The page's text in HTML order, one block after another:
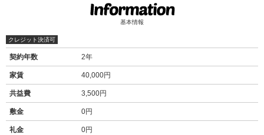
基本情報
クレジット決済可
契約年数 2年
家賃 40,000円
共益費 3,500円
敷金 0円
礼金 0円